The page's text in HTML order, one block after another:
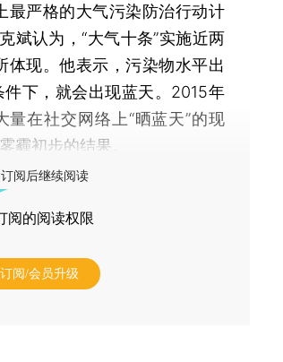
严格的大气污染防治行动计
斌认为，“大气十条”实施近两
体现。他表示，污染物水平出
下，就会出现蓝天。2015年
在社交网络上“晒蓝天”的现
霾初步的结果。
阅后继续阅读
阅的阅读权限
订阅/会员升级